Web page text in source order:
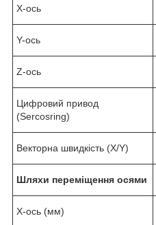
X-ось
Y-ось
Z-ось
Цифровий привод
(Sercosring)
Векторна швидкість (X/Y)
Шляхи переміщення осями
X-ось (мм)